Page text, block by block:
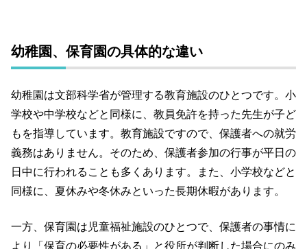
幼稚園、保育園の具体的な違い
幼稚園は文部科学省が管理する教育施設のひとつです。小
学校や中学校などと同様に、教員免許を持った先生が子ど
もを指導しています。教育施設ですので、保護者への就労
義務はありません。そのため、保護者参加の行事が平日の
日中に行われることも多くあります。また、小学校などと
同様に、夏休みや冬休みといった長期休暇があります。
一方、保育園は児童福祉施設のひとつで、保護者の事情に
より「保育の必要性がある」と役所が判断した場合にのみ